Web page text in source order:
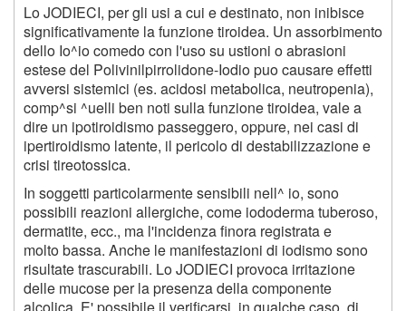
Lo JODIECI, per gli usi a cui e destinato, non inibisce
significativamente la funzione tiroidea. Un assorbimento
dello Io^io comedo con l'uso su ustioni o abrasioni
estese del Polivinilpirrolidone-Iodio puo causare effetti
avversi sistemici (es. acidosi metabolica, neutropenia),
comp^si ^uelli ben noti sulla funzione tiroidea, vale a
dire un ipotiroidismo passeggero, oppure, nei casi di
ipertiroidismo latente, il pericolo di destabilizzazione e
crisi tireotossica.
In soggetti particolarmente sensibili nell^ io, sono
possibili reazioni allergiche, come iododerma tuberoso,
dermatite, ecc., ma l'incidenza finora registrata e
molto bassa. Anche le manifestazioni di iodismo sono
risultate trascurabili. Lo JODIECI provoca irritazione
delle mucose per la presenza della componente
alcolica. E' possibile il verificarsi, in qualche caso, di